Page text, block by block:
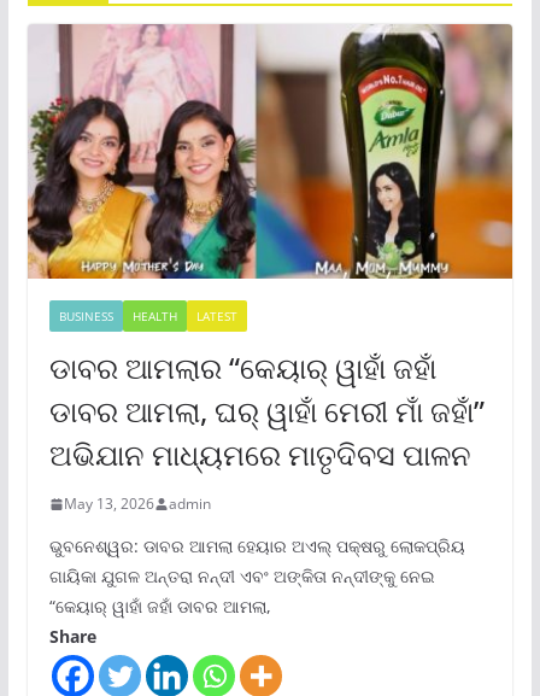
BUSINESS HEALTH LATEST
ଡାବର ଆମଲାର “କେୟାର୍ ୱାହାଁ ଜହାଁ
ଡାବର ଆମଲା, ଘର୍ ୱାହାଁ ମେରୀ ମାଁ ଜହାଁ”
ଅଭିଯାନ ମାଧ୍ୟମରେ ମାତୃଦିବସ ପାଳନ
May 13, 2026 admin
ଭୁବନେଶ୍ୱର: ଡାବର ଆମଲା ହେୟାର ଅଏଲ୍ ପକ୍ଷରୁ ଲୋକପ୍ରିୟ
ଗାୟିକା ଯୁଗଳ ଅନ୍ତରା ନନ୍ଦୀ ଏବଂ ଅଙ୍କିତା ନନ୍ଦୀଙ୍କୁ ନେଇ
“କେୟାର୍ ୱାହାଁ ଜହାଁ ଡାବର ଆମଲା,
Share